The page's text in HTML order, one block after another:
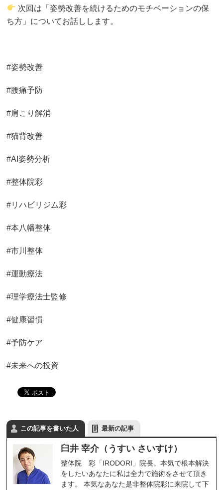
次回は「姿勢改善を続けるためのモチベーションの保
ち方」についてお話しします。
#姿勢改善
#腰痛予防
#肩こり解消
#猫背改善
#AI姿勢分析
#整体院彩
#リハビリジム彩
#本八幡整体
#市川整体
#運動療法
#理学療法士監修
#健康習慣
#予防ケア
#未来への投資
この記事を書いた人 最新の記事
臼井 宰介（うすい さいすけ）
整体院 彩「IRODORI」院長。本気で根本解決
をしたいあなたに私は全力で施術をさせて頂き
ます。 本気なあなた是非整体院彩に来院して下